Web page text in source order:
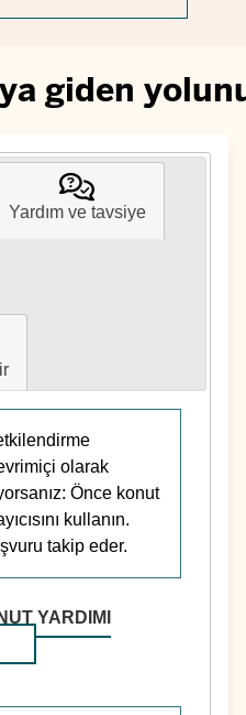
giden
Yardım ve tavsiye
olarak
Önce konut
kullanın.
takip eder.
YARDIMI